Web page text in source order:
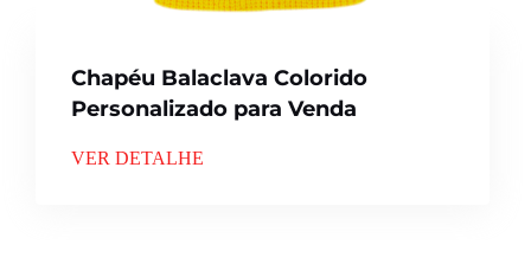
Chapéu Balaclava Colorido
Personalizado para Venda
VER DETALHE